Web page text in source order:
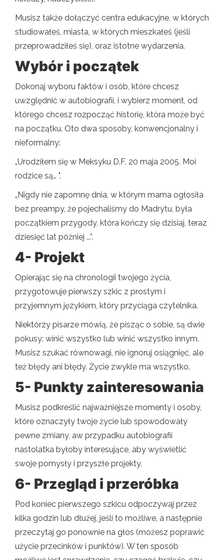
Musisz także dołączyć centra edukacyjne, w których
studiowałeś, miasta, w których mieszkałeś (jeśli
przeprowadziłeś się), oraz istotne wydarzenia.
Wybór i początek
Dokonaj wyboru faktów i osób, które chcesz
uwzględnić w autobiografii, i wybierz moment, od
którego chcesz rozpocząć historię, która może być
na początku. Oto dwa sposoby, konwencjonalny i
nieformalny:
„Urodziłem się w Meksyku D.F. 20 maja 2005. Moi
rodzice są… ".
„Nigdy nie zapomnę dnia, w którym mama ogłosiła
bez preampy, że pojechaliśmy do Madrytu, była
początkiem przygody, która kończy się dzisiaj, teraz
dziesięć lat później ...”.
4- Projekt
Opierając się na chronologii twojego życia,
przygotowuje pierwszy szkic z prostym i
przyjemnym językiem, który przyciąga czytelnika.
Niektórzy pisarze mówią, że pisząc o sobie, są dwie
pokusy: winić wszystko lub winić wszystko innym.
Musisz szukać równowagi, nie ignoruj ​​osiągnięć, ale
też błędy ani błędy. Życie zwykle ma wszystko.
5- Punkty zainteresowania
Musisz podkreślić najważniejsze momenty i osoby,
które oznaczyły twoje życie lub spowodowały
pewne zmiany, aw przypadku autobiografii
nastolatka byłoby interesujące, aby wyświetlić
swoje pomysły i przyszłe projekty.
6- Przegląd i przeróbka
Pod koniec pierwszego szkicu odpoczywaj przez
kilka godzin lub dłużej, jeśli to możliwe, a następnie
przeczytaj go ponownie na głos (możesz poprawić
użycie przecinków i punktów). W ten sposób